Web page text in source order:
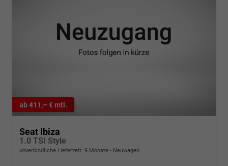
ab 411,– € mtl.
Seat Ibiza
1.0 TSI Style
unverbindliche Lieferzeit: 9 Monate Neuwagen